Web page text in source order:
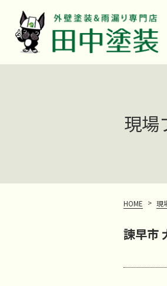
現場
HOME > 現
諫早市